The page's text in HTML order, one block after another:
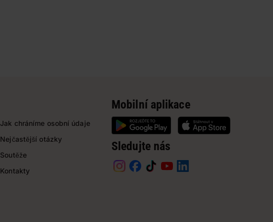
Jak chráníme osobní údaje
Nejčastější otázky
Soutěže
Kontakty
Mobilní aplikace
Sledujte nás